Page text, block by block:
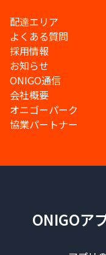
配達エリア
よくある質問
採用情報
お知らせ
ONIGO通信
会社概要
オニゴーパーク
協業パートナー
ONIGOア